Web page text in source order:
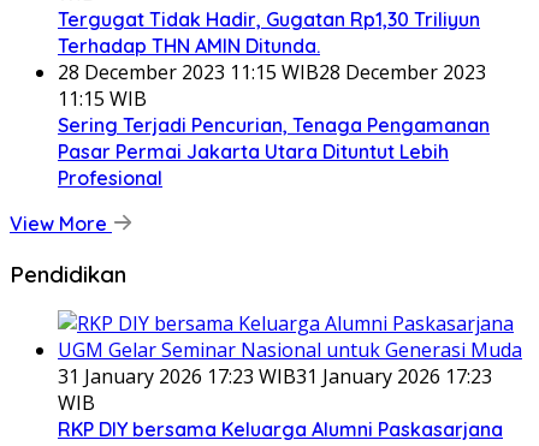
Tergugat Tidak Hadir, Gugatan Rp1,30 Triliyun
Terhadap THN AMIN Ditunda.
28 December 2023 11:15 WIB28 December 2023
11:15 WIB
Sering Terjadi Pencurian, Tenaga Pengamanan
Pasar Permai Jakarta Utara Dituntut Lebih
Profesional
View More
Pendidikan
31 January 2026 17:23 WIB31 January 2026 17:23
WIB
RKP DIY bersama Keluarga Alumni Paskasarjana